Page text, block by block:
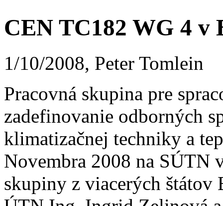
CEN TC182 WG 4 v
1/10/2008, Peter Tomlein
Pracovná skupina pre
zadefinovanie odborných
klimatizačnej techniky a
Novembra 2008 na SÚTN
skupiny z viacerých